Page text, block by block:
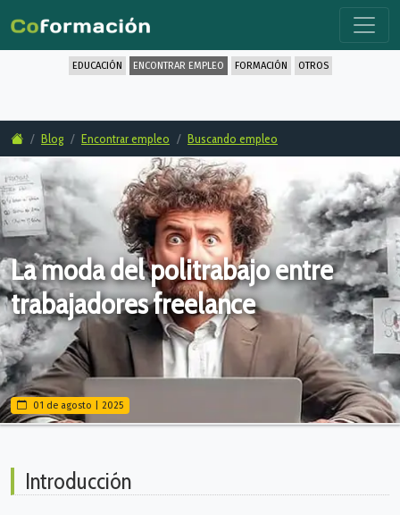
EDUCACIÓN ENCONTRAR EMPLEO FORMACIÓN OTROS
Blog Encontrar empleo Buscando empleo
La moda del politrabajo entre
trabajadores freelance
01 de agosto | 2025
Introducción